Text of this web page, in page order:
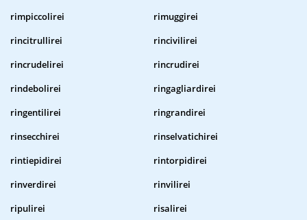
rimpiccolirei
rimuggirei
rincitrullirei
rincivilirei
rincrudelirei
rincrudirei
rindebolirei
ringagliardirei
ringentilirei
ringrandirei
rinsecchirei
rinselvatichirei
rintiepidirei
rintorpidirei
rinverdirei
rinvilirei
ripulirei
risalirei